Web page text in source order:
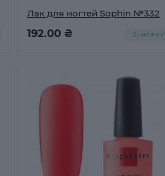
Лак для ногтей Sophin №332
192.00 ₴ В наличии